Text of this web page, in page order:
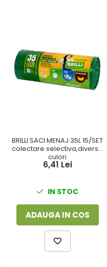
BRILLI SACI MENAJ 35L 15/SET
colectare selectiva,diverse
culori
6,41 Lei
IN STOC
ADAUGA IN COS